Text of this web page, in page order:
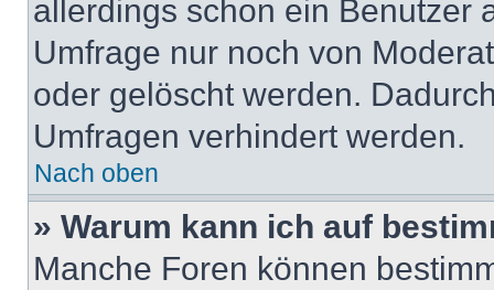
allerdings schon ein Benutzer
Umfrage nur noch von
oder gelöscht werden.
Umfragen verhindert werden.
Nach oben
» Warum kann ich auf
Manche Foren können